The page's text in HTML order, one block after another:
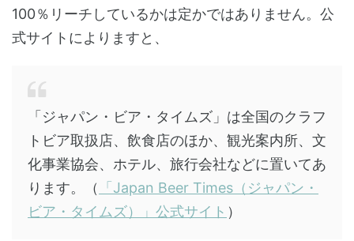
100％リーチしているかは定かではありません。公
式サイトによりますと、
「ジャパン・ビア・タイムズ」は全国のクラフ
トビア取扱店、飲食店のほか、観光案内所、文
化事業協会、ホテル、旅行会社などに置いてあ
ります。（
「Japan Beer Times（ジャパン・
ビア・タイムズ）」公式サイト ）